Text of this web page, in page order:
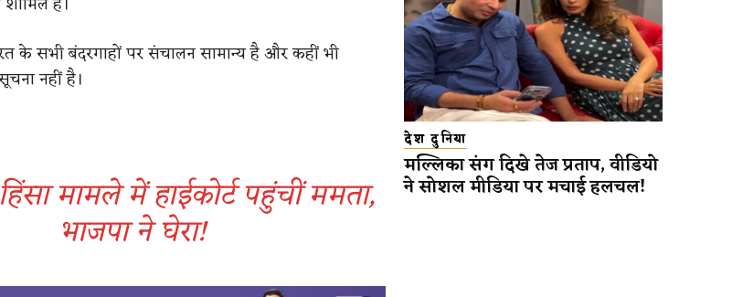
के सभी बंदरगाहों पर संचालन सामान्य है और कहीं भी
नहीं है।
मामले में हाईकोर्ट पहुंचीं ममता,
भाजपा ने घेरा!
देश दुनिया
मल्लिका संग दिखे तेज प्रताप, वीडियो
ने सोशल मीडिया पर मचाई हलचल!